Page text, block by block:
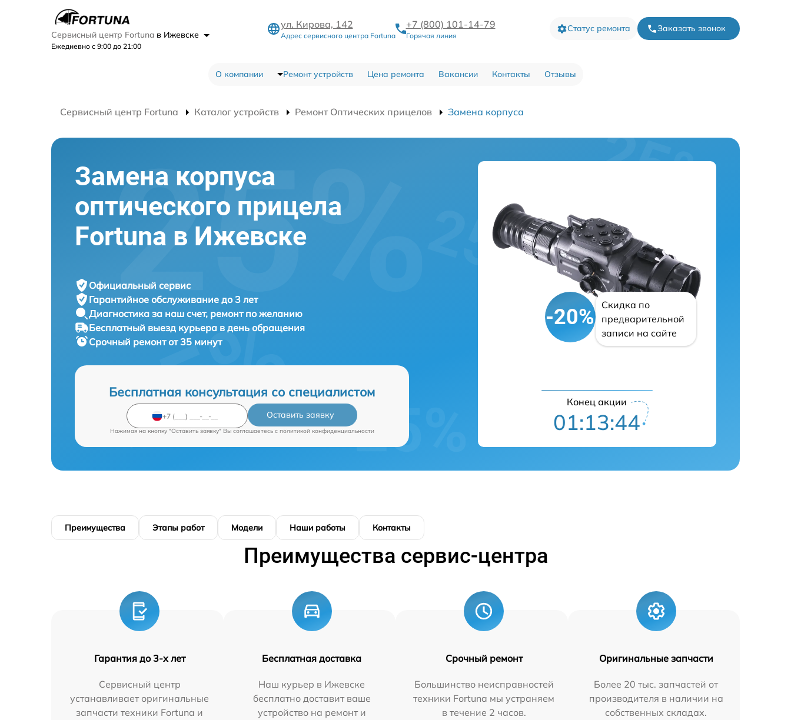
Сервисный центр Fortuna в Ижевске
Ежедневно с 9:00 до 21:00
ул. Кирова, 142
Адрес сервисного центра Fortuna
+7 (800) 101-14-79
Горячая линия
Статус ремонта Заказать звонок
О компании Ремонт устройств Цена ремонта Вакансии Контакты Отзывы
Сервисный центр Fortuna Каталог устройств Ремонт Оптических прицелов Замена корпуса
Замена корпуса
оптического прицела
Fortuna в Ижевске
Официальный сервис
Гарантийное обслуживание до 3 лет
Диагностика за наш счет, ремонт по желанию
Бесплатный выезд курьера в день обращения
Срочный ремонтот 35 минут
Бесплатная консультация со специалистом
Оставить заявку
Нажимая на кнопку "Оставить заявку" Вы соглашаетесь c политикой конфиденциальности
-20%
Скидка по
предварительной
записи на сайте
Конец акции
01:13:43
Преимущества Этапы работ Модели Наши работы Контакты
Преимущества сервис-центра
Гарантия до 3-х лет
Сервисный центр
устанавливает оригинальные
запчасти техники Fortuna и
Бесплатная доставка
Наш курьер в Ижевске
бесплатно доставит ваше
устройство на ремонт и
Срочный ремонт
Большинство неисправностей
техники Fortuna мы устраняем
в течение 2 часов.
Оригинальные запчасти
Более 20 тыс. запчастей от
производителя в наличии на
собственных складах.